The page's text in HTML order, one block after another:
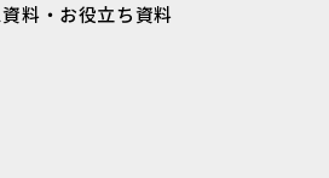
料・お役立ち資料